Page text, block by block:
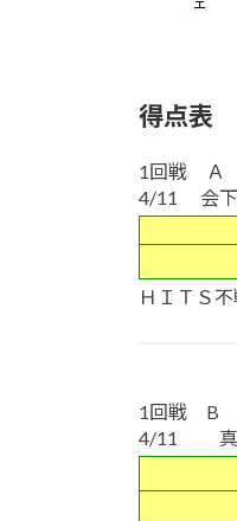
得点表
1回戦 Ａ
4/11 会
ＨＩＴＳ
1回戦 B
4/11 真